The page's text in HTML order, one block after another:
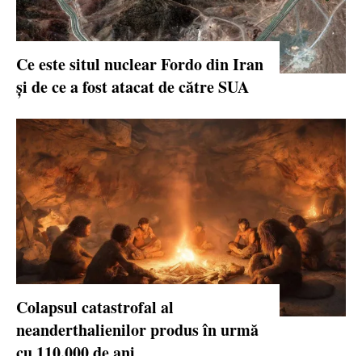
Ce este situl nuclear Fordo din Iran
și de ce a fost atacat de către SUA
Colapsul catastrofal al
neanderthalienilor produs în urmă